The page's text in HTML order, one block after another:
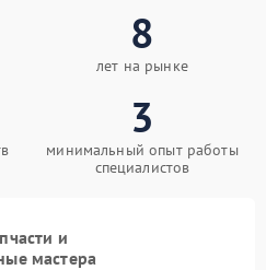
8
лет на рынке
3
минимальный опыт работы
специалистов
и
мастера